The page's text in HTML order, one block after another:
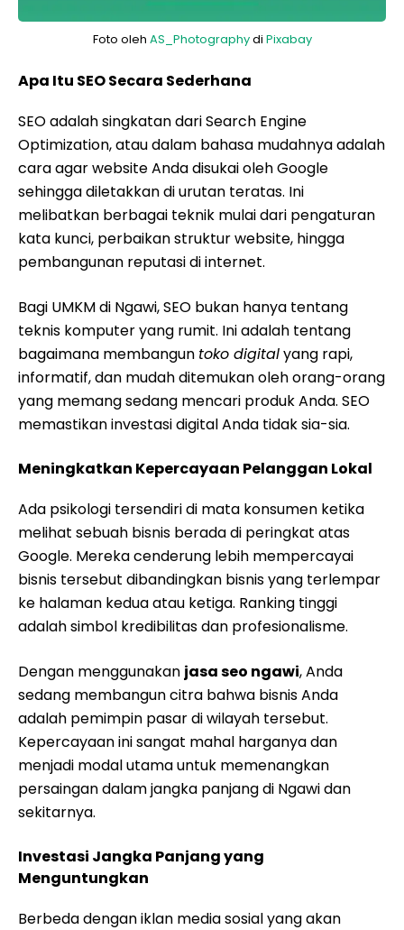
Foto oleh AS_Photographydi Pixabay
Apa Itu SEO Secara Sederhana
SEO adalah singkatan dari Search Engine
Optimization, atau dalam bahasa mudahnya adalah
cara agar website Anda disukai oleh Google
sehingga diletakkan di urutan teratas. Ini
melibatkan berbagai teknik mulai dari pengaturan
kata kunci, perbaikan struktur website, hingga
pembangunan reputasi di internet.
Bagi UMKM di Ngawi, SEO bukan hanya tentang
teknis komputer yang rumit. Ini adalah tentang
bagaimana membangun toko digitalyang rapi,
informatif, dan mudah ditemukan oleh orang-orang
yang memang sedang mencari produk Anda. SEO
memastikan investasi digital Anda tidak sia-sia.
Meningkatkan Kepercayaan Pelanggan Lokal
Ada psikologi tersendiri di mata konsumen ketika
melihat sebuah bisnis berada di peringkat atas
Google. Mereka cenderung lebih mempercayai
bisnis tersebut dibandingkan bisnis yang terlempar
ke halaman kedua atau ketiga. Ranking tinggi
adalah simbol kredibilitas dan profesionalisme.
Dengan menggunakan jasa seo ngawi, Anda
sedang membangun citra bahwa bisnis Anda
adalah pemimpin pasar di wilayah tersebut.
Kepercayaan ini sangat mahal harganya dan
menjadi modal utama untuk memenangkan
persaingan dalam jangka panjang di Ngawi dan
sekitarnya.
Investasi Jangka Panjang yang
Menguntungkan
Berbeda dengan iklan media sosial yang akan